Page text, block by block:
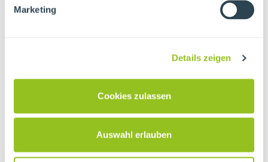
Marketing
Details zeigen
Cookies zulassen
Auswahl erlauben
Ihre Schule/Einrichtung